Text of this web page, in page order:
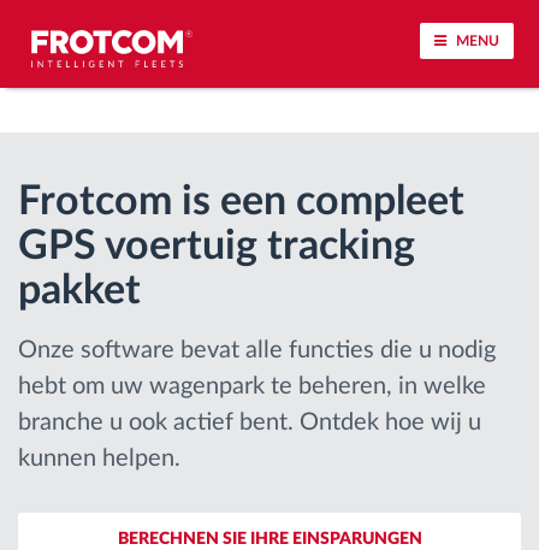
MENU
Voertuigtracking en sensorbewaking
Rijgedrag analyse
Controle van rijtijden
Personeelsbeheer
Downloaden van tachograaf op afstand
Toegangsbeheer
Brandstofbeheer
Frotcom is een compleet
GPS voertuig tracking
pakket
Onze software bevat alle functies die u nodig
hebt om uw wagenpark te beheren, in welke
branche u ook actief bent. Ontdek hoe wij u
kunnen helpen.
BERECHNEN SIE IHRE EINSPARUNGEN